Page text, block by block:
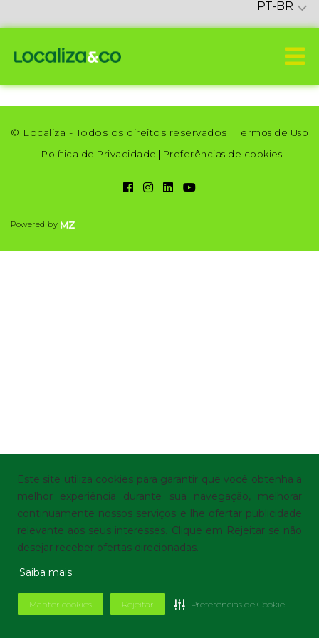
Este site utiliza cookies para garantir que você obtenha a
melhor experiência durante sua navegação, melhorar
continuamente nossos serviços e lhe ofertar publicidade
relevante aos seus interesses. Clique em Rejeitar se não
desejar receber ofertas direcionadas.
Saiba mais
Manter cookies Rejeitar Preferências de Cookie
PT-BR
© Localiza - Todos os direitos reservados
Termos de Uso
| Política de Privacidade | Preferências de cookies
Powered by